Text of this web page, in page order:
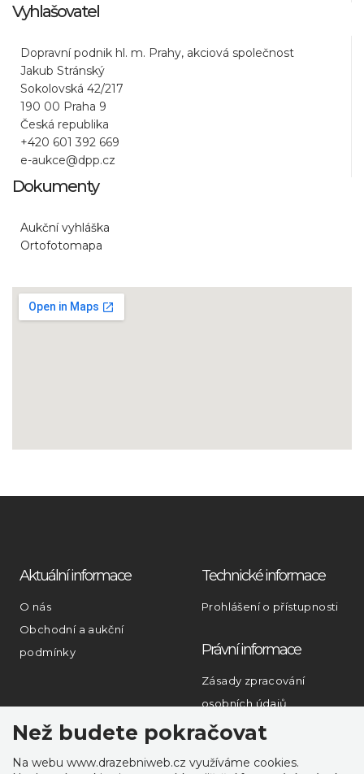
Vyhlašovatel
Dopravní podnik hl. m. Prahy, akciová společnost
Jakub Stránský
Sokolovská 42/217
190 00 Praha 9
Česká republika
+420 601 392 669
e-aukce@dpp.cz
Dokumenty
Aukční vyhláška
Ortofotomapa
Aktuální informace
O nás
Obchodní a aukční
podmínky
Technické informace
Prohlášení o přístupnosti
Právní informace
Zásady zpracování
osobních údajů
Než budete pokračovat
Na webu www.drazebniweb.cz využíváme cookies.